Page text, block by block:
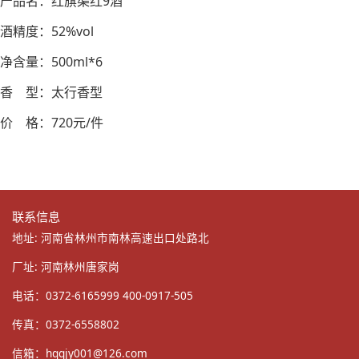
酒精度：52%vol
净含量：500ml*6
香 型：太行香型
价 格：720元/件
联系信息
地址: 河南省林州市南林高速出口处路北
厂址: 河南林州唐家岗
电话：0372-6165999 400-0917-505
传真：0372-6558802
信箱： hqqjy001@126.com